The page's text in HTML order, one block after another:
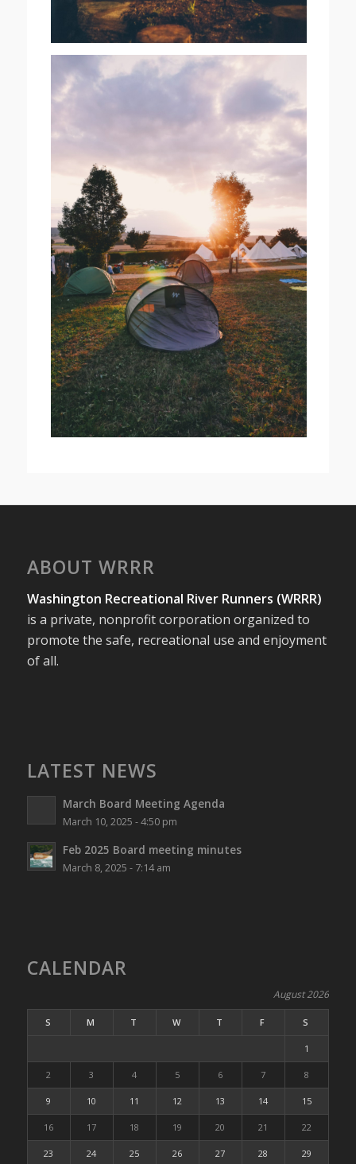
ABOUT WRRR
Washington Recreational River Runners (WRRR)
is a private, nonprofit corporation organized to
promote the safe, recreational use and enjoyment
of all.
LATEST NEWS
March Board Meeting Agenda
March 10, 2025 - 4:50 pm
Feb 2025 Board meeting minutes
March 8, 2025 - 7:14 am
CALENDAR
August 2026
S M T W T F S
1
2 3 4 5 6 7 8
9 10 11 12 13 14 15
16 17 18 19 20 21 22
23 24 25 26 27 28 29